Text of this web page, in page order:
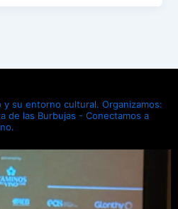
y su entorno cultural. Organizamos:
de las Burbujas - Conectamos a